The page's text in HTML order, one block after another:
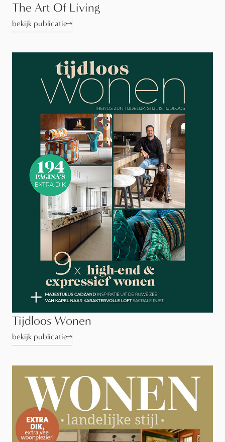
The Art Of Living
bekijk publicatie
Tijdloos Wonen
bekijk publicatie